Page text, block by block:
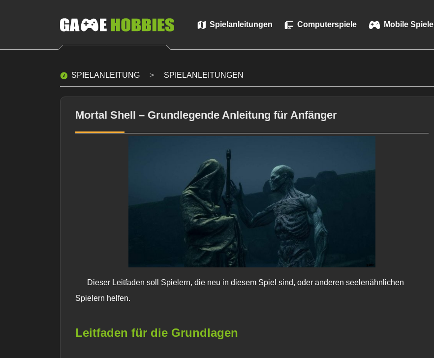
Spielanleitungen Computerspiele Mobile Spiele
SPIELANLEITUNG SPIELANLEITUNGEN
Mortal Shell – Grundlegende Anleitung für Anfänger
Dieser Leitfaden soll Spielern, die neu in diesem Spiel sind, oder anderen seelenähnlichen
Spielern helfen.
Leitfaden für die Grundlagen